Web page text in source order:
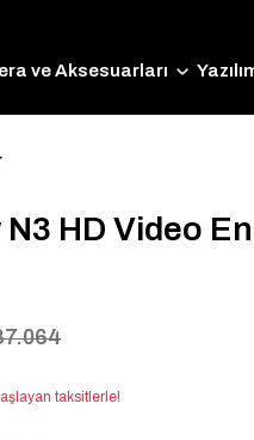
ve Aksesuarları
HD Video
taksitlerle!